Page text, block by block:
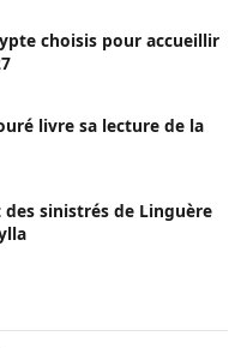
choisis pour accueillir
livre sa lecture de la
sinistrés de Linguère